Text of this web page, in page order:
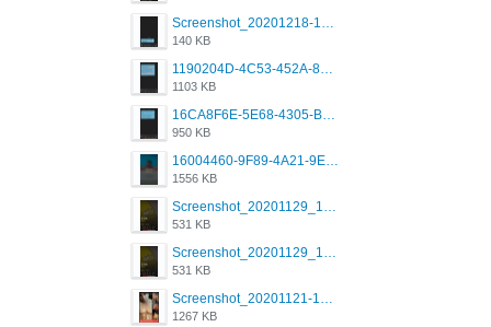
Screenshot_20201218-185122_Grindr.jpg
140 KB
1190204D-4C53-452A-8A31-99534EC38FF8.png
1103 KB
16CA8F6E-5E68-4305-B0FA-1AE58119E639.png
950 KB
16004460-9F89-4A21-9E77-F96C26D4F695.png
1556 KB
Screenshot_20201129_194344_com.grindrapp.android.jpg
531 KB
Screenshot_20201129_194344_com.grindrapp.android.jpg
531 KB
Screenshot_20201121-135006.png
1267 KB